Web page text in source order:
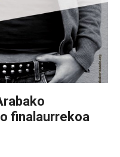
finalaurrekoa